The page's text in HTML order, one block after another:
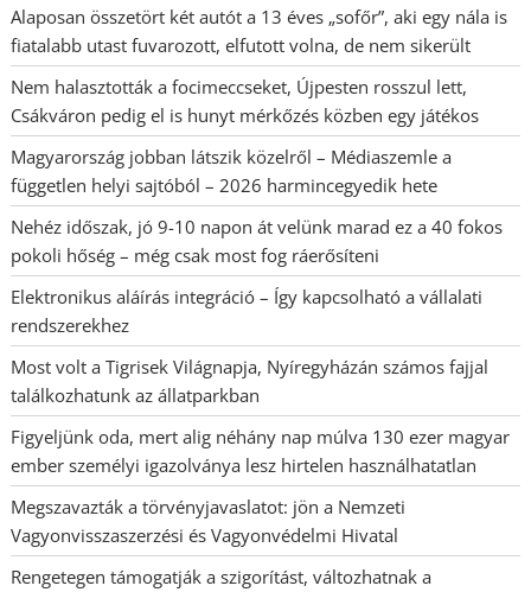
Alaposan összetört két autót a 13 éves „sofőr”, aki egy nála is
fiatalabb utast fuvarozott, elfutott volna, de nem sikerült
Nem halasztották a focimeccseket, Újpesten rosszul lett,
Csákváron pedig el is hunyt mérkőzés közben egy játékos
Magyarország jobban látszik közelről – Médiaszemle a
független helyi sajtóból – 2026 harmincegyedik hete
Nehéz időszak, jó 9-10 napon át velünk marad ez a 40 fokos
pokoli hőség – még csak most fog ráerősíteni
Elektronikus aláírás integráció – Így kapcsolható a vállalati
rendszerekhez
Most volt a Tigrisek Világnapja, Nyíregyházán számos fajjal
találkozhatunk az állatparkban
Figyeljünk oda, mert alig néhány nap múlva 130 ezer magyar
ember személyi igazolványa lesz hirtelen használhatatlan
Megszavazták a törvényjavaslatot: jön a Nemzeti
Vagyonvisszaszerzési és Vagyonvédelmi Hivatal
Rengetegen támogatják a szigorítást, változhatnak a